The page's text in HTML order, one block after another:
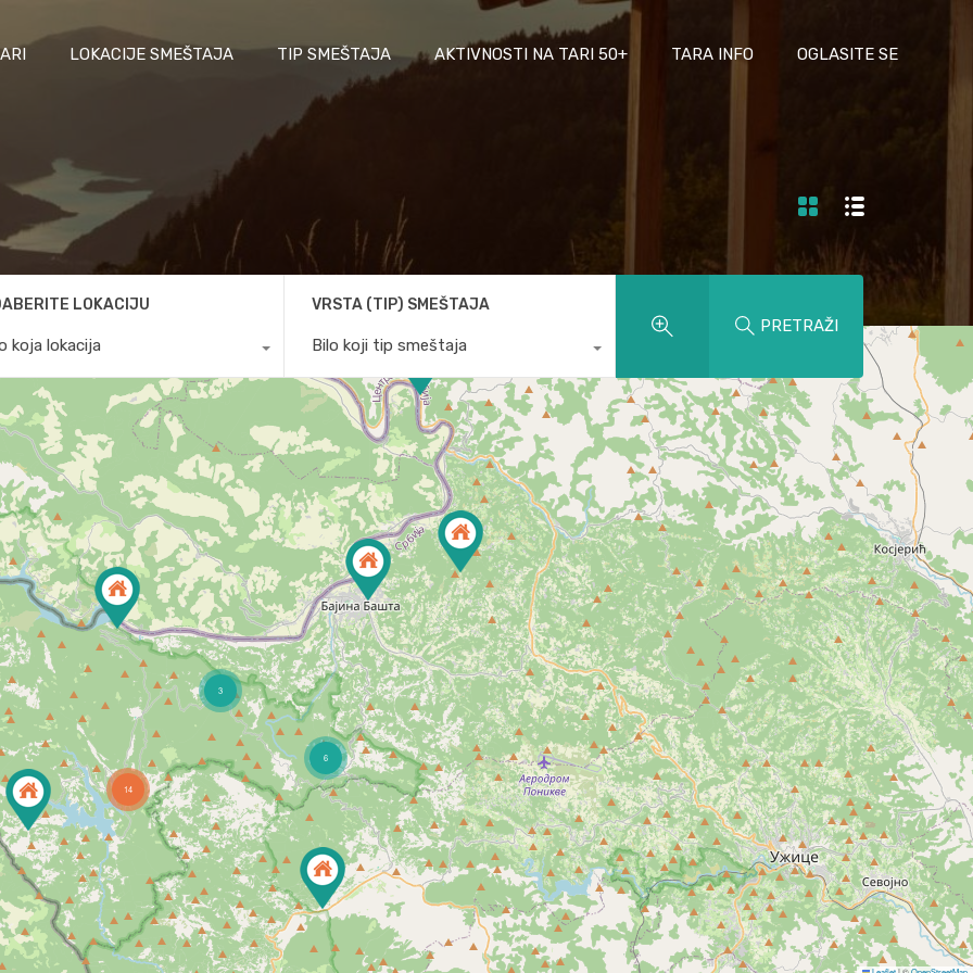
LOKACIJE SMEŠTAJA TIP SMEŠTAJA AKTIVNOSTI NA TARI 50+ TARA INFO OGLASITE SE
LOKACIJU
koja lokacija
VRSTA (TIP) SMEŠTAJA
Bilo koji tip smeštaja
PRETRAŽI
6
3
14